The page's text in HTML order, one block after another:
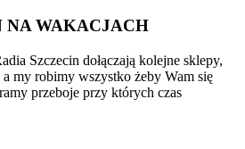
NA WAKACJACH
Szczecin dołączają kolejne sklepy,
my robimy wszystko żeby Wam się
przeboje przy których czas